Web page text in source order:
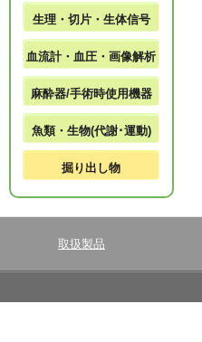
生理・切片・生体信号
血流計・血圧・画像解析
麻酔器/手術時使用機器
魚類・生物(代謝･運動)
掘り出し物
取扱製品